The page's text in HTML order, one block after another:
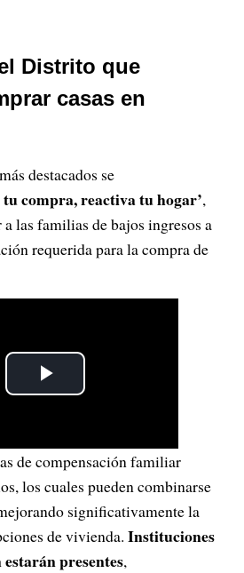
Distrito que
casas en
destacados se
tu compra, reactiva tu hogar’,
las familias de bajos ingresos a
requerida para la compra de
P
a
y
V
de compensación familiar
los cuales pueden combinarse
significativamente la
de vivienda. Instituciones
presentes,